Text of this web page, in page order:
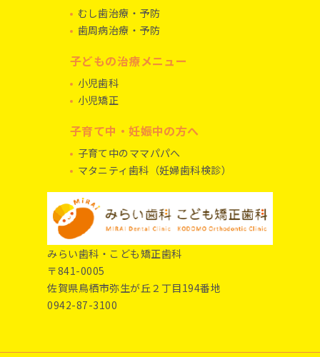
むし歯治療・予防
歯周病治療・予防
子どもの治療メニュー
小児歯科
小児矯正
子育て中・妊娠中の方へ
子育て中のママパパへ
マタニティ歯科（妊婦歯科検診）
みらい歯科・こども矯正歯科
〒841-0005
佐賀県鳥栖市弥生が丘２丁目194番地
0942-87-3100